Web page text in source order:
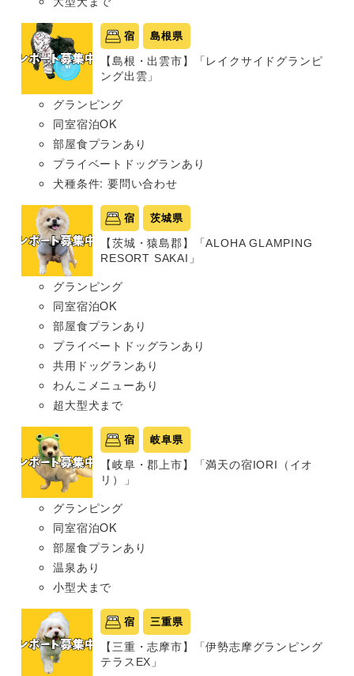
宿 島根県
【島根・出雲市】「レイクサイドグランピ
ング出雲」
グランピング
同室宿泊OK
部屋食プランあり
プライベートドッグランあり
犬種条件: 要問い合わせ
宿 茨城県
【茨城・猿島郡】「ALOHA GLAMPING
RESORT SAKAI」
グランピング
同室宿泊OK
部屋食プランあり
プライベートドッグランあり
共用ドッグランあり
わんこメニューあり
超大型犬まで
宿 岐阜県
【岐阜・郡上市】「満天の宿IORI（イオ
リ）」
グランピング
同室宿泊OK
部屋食プランあり
温泉あり
小型犬まで
宿 三重県
【三重・志摩市】「伊勢志摩グランピング
テラスEX」